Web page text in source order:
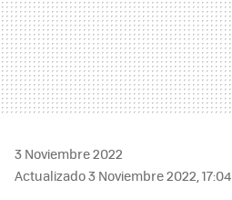
3 Noviembre 2022
Actualizado 3 Noviembre 2022, 17:04